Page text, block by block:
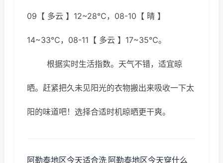
09【 多云 】12~28℃，08-10【 晴 】
14~33℃，08-11【 多云 】17~35℃。
根据实时生活指数。天气不错，适宜晾
晒。赶紧把久未见阳光的衣物搬出来吸收一下太
阳的味道吧！选择合适时机晾晒更干爽。
阿勒泰地区今天适合洗 阿勒泰地区今天穿什么